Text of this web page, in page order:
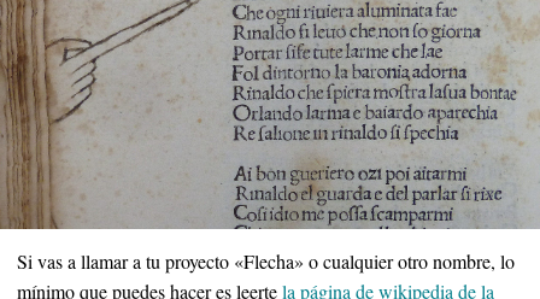
Si vas a llamar a tu proyecto «Flecha» o cualquier otro nombre, lo
mínimo que puedes hacer es leertela página de wikipedia de la